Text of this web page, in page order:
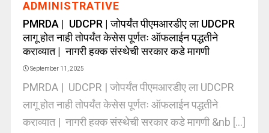
ADMINISTRATIVE
PMRDA | UDCPR | जोपर्यंत पीएमआरडीए ला UDCPR
लागू होत नाही तोपर्यंत केसेस पूर्णतः ऑफलाईन पद्धतीने
कराव्यात | नागरी हक्क संस्थेची सरकार कडे मागणी
September 11, 2025
PMRDA | UDCPR | जोपर्यंत पीएमआरडीए ला UDCPR
लागू होत नाही तोपर्यंत केसेस पूर्णतः ऑफलाईन पद्धतीने
कराव्यात | नागरी हक्क संस्थेची सरकार कडे मागणी &nb [...]